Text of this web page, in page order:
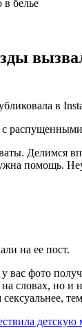
в
с
Делимся
помощь.
на ее пост.
у вас фото
словах, но и
детскую